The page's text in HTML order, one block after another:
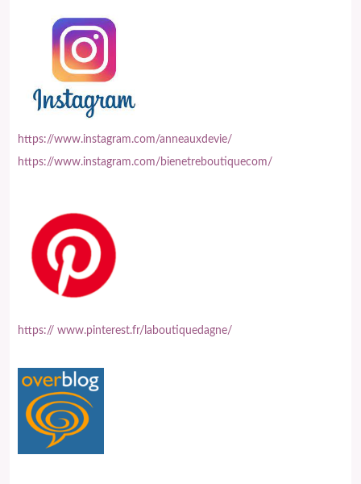
https://www.instagram.com/anneauxdevie/
https://www.instagram.com/bienetreboutiquecom/
https:// www.pinterest.fr/laboutiquedagne/